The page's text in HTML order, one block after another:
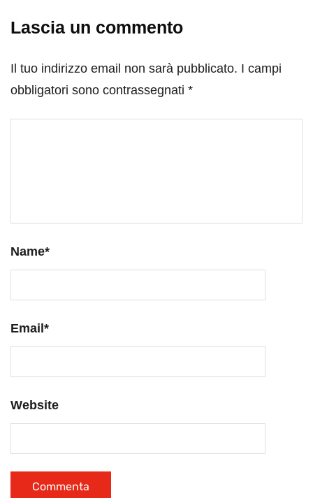
Lascia un commento
Il tuo indirizzo email non sarà pubblicato. I campi
obbligatori sono contrassegnati *
Name*
Email*
Website